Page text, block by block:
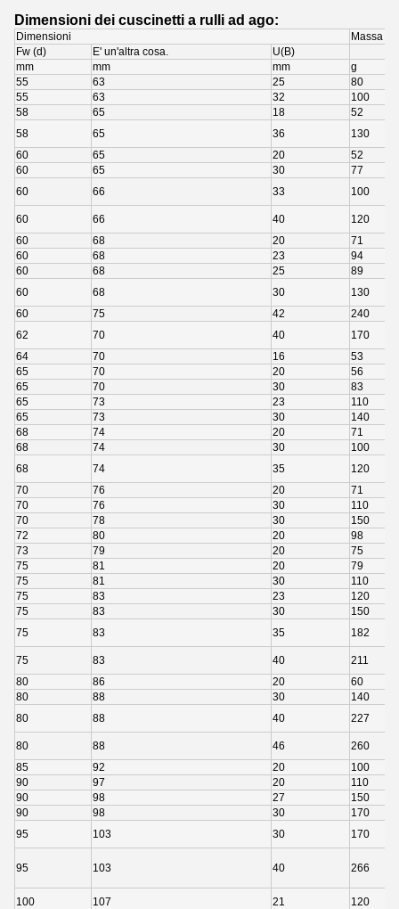
Dimensioni dei cuscinetti a rulli ad ago:
Dimensioni
Massa
Fw (d)
E' un'altra cosa.
U(B)
mm
mm mm
g
55
63 25
80
55
63 32
100
58
65 18
52
58
65 36
130
60
65 20
52
60
65 30
77
60
66 33 100
60 66 40
120
60
68 20
71
60
68 23
94
60
68 25
89
60
68 30
130
60
75 42
240
62
70 40
170
64
70 16
53
65
70 20
56
65
70 30
83
65
73 23
110
65
73 30
140
68
74 20
71
68
74 30
100
68
74 35
120
70
76 20
71
70
76 30
110
70
78 30
150
72
80 20
98
73
79 20
75
75
81 20
79
75
81 30
110
75
83 23
120
75
83 30
150
75
83 35 182
75 83 40
211
80
86 20
60
80
88 30
140
80
88 40 227
80 88 46
260
85
92 20
100
90
97 20
110
90
98 27
150
90
98 30
170
95
103 30 170
95 103 40 266
100 107 21 120